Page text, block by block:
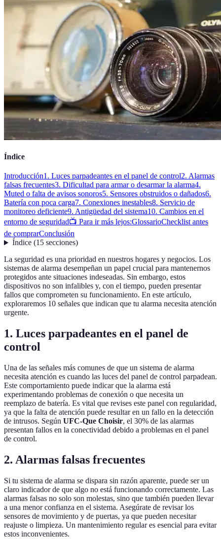
Índice
Introducción1. Luces parpadeantes en el panel de control2. Alarmas
falsas frecuentes3. Dificultad para armar o desarmar la alarma4.
Muted o falta de avisos sonoros5. Sensores obstruidos o dañados6.
Batería con poca carga7. Conexiones inestables8. Servicio de
monitoreo deficiente9. Antigüedad del sistema10. Cambios en el
entorno de seguridad📺 Para ir más lejos:GlossarioChecklist antes
de comprarConclusión
Índice(15 secciones)
La seguridad es una prioridad en nuestros hogares y negocios. Los
sistemas de alarma desempeñan un papel crucial para mantenernos
protegidos ante situaciones indeseadas. Sin embargo, estos
dispositivos no son infalibles y, con el tiempo, pueden presentar
fallos que comprometen su funcionamiento. En este artículo,
exploraremos 10 señales que indican que tu alarma necesita atención
urgente.
1. Luces parpadeantes en el panel de
control
Una de las señales más comunes de que un sistema de alarma
necesita atención es cuando las luces del panel de control parpadean.
Este comportamiento puede indicar que la alarma está
experimentando problemas de conexión o que necesita un
reemplazo de batería. Es vital que revises este panel con regularidad,
ya que la falta de atención puede resultar en un fallo en la detección
de intrusos. Según UFC-Que Choisir, el 30% de las alarmas
presentan fallos en la conectividad debido a problemas en el panel
de control.
2. Alarmas falsas frecuentes
Si tu sistema de alarma se dispara sin razón aparente, puede ser un
claro indicador de que algo no está funcionando correctamente. Las
alarmas falsas no solo son molestas, sino que también pueden llevar
a una menor confianza en el sistema. Asegúrate de revisar los
sensores de movimiento y de puertas, ya que pueden necesitar
reajuste o limpieza. Un mantenimiento regular es esencial para evitar
estos inconvenientes.